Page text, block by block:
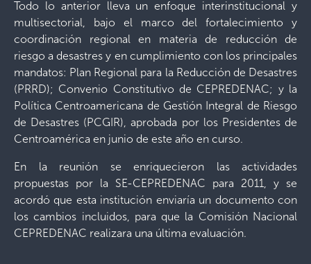
Todo lo anterior lleva un enfoque interinstitucional y
multisectorial, bajo el marco del fortalecimiento y
coordinación regional en materia de reducción de
riesgo a desastres y en cumplimiento con los principales
mandatos: Plan Regional para la Reducción de Desastres
(PRRD); Convenio Constitutivo de CEPREDENAC; y la
Política Centroamericana de Gestión Integral de Riesgo
de Desastres (PCGIR), aprobada por los Presidentes de
Centroamérica en junio de este año en curso.
En la reunión se enriquecieron las actividades
propuestas por la SE-CEPREDENAC para 2011, y se
acordó que esta institución enviaría un documento con
los cambios incluidos, para que la Comisión Nacional
CEPREDENAC realizara una última evaluación.